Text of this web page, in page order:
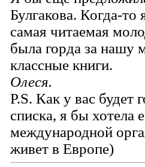
Булгакова. Когда-
самая читаемая
была горда за нашу
классные книги.
Олеся.
P.S. Как у вас будет
списка, я бы хотела
международной
живет в Европе)